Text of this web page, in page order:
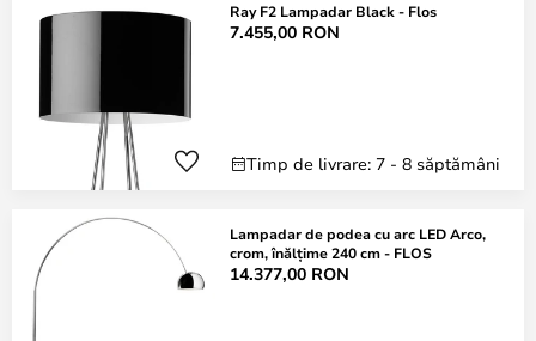
Ray F2 Lampadar Black - Flos
7.455,00 RON
Timp de livrare: 7 - 8 săptămâni
Lampadar de podea cu arc LED Arco,
crom, înălțime 240 cm - FLOS
14.377,00 RON